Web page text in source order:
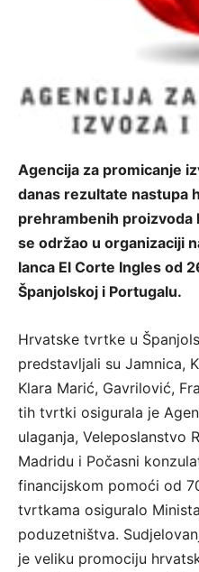
Agencija za promicanje
danas rezultate nastupa
prehrambenih proizvoda
se održao u organizaciji
lanca El Corte Ingles od
Španjolskoj i Portugalu.
Hrvatske tvrtke u
predstavljali su Jamnica,
Klara Marić, Gavrilović,
tih tvrtki osigurala je
ulaganja, Veleposlanstvo
Madridu i Počasni
financijskom pomoći od
tvrtkama osiguralo
poduzetništva.
je veliku promociju